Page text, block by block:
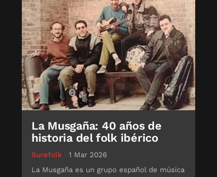
La Musgaña: 40 años de
historia del folk ibérico
Surefolk
1 Mar 2026
La Musgaña es un grupo español de música